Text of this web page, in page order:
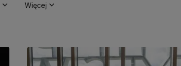
Więcej